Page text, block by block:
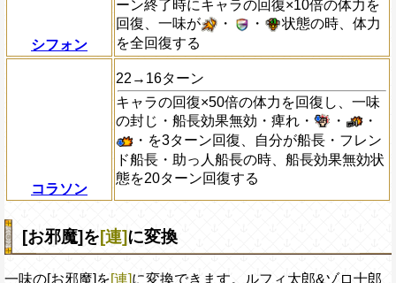
シフォン
ーン終了時にキャラの回復×10倍の体力を
回復、一味が
・ ・
状態の時、体力
を全回復する
コラソン
22→16ターン
キャラの回復×50倍の体力を回復し、一味
の封じ・船長効果無効・痺れ・
・
・
・を3ターン回復、自分が船長・フレン
ド船長・助っ人船長の時、船長効果無効状
態を20ターン回復する
[お邪魔]を[連]に変換
一味の[お邪魔]を[連]に変換できます。ルフィ太郎&ゾロ十郎